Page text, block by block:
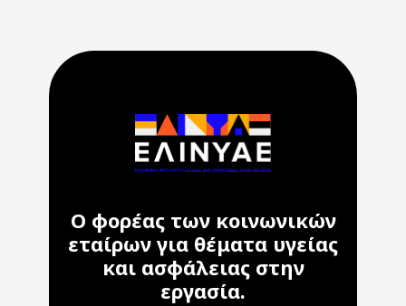
Ο φορέας των κοινωνικών
εταίρων για θέματα υγείας
και ασφάλειας στην
εργασία.